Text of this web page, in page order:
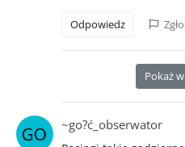
Odpowiedz
Pokaż
~go?ć_obserwator